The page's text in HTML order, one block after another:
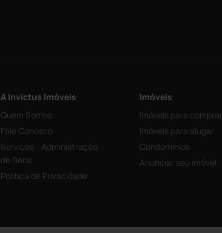
A Invictus Imóveis
Quem Somos
Fale Conosco
Serviços - Administração
de Bens
Política de Privacidade
Imóveis
Imóveis para comprar
Imóveis para alugar
Condominios
Anunciar seu imóvel